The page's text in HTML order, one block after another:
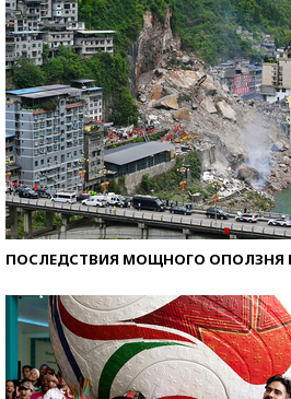
ПОСЛЕДСТВИЯ МОЩНОГО ОПОЛЗНЯ